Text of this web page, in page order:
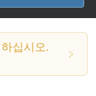
십시오.